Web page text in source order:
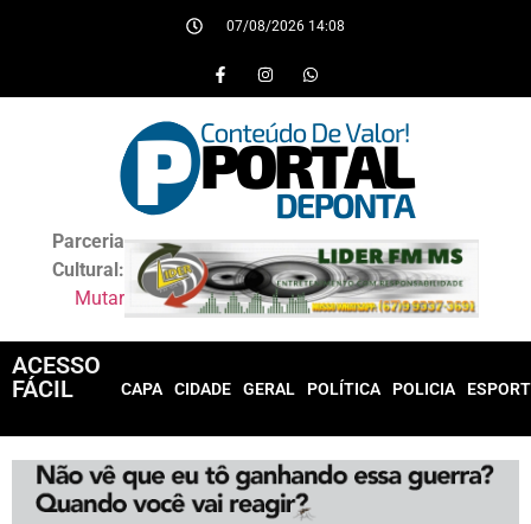
07/08/2026 14:08
Parceria
Cultural:
Mutar
ACESSO
FÁCIL
CAPA CIDADE GERAL POLÍTICA POLICIA